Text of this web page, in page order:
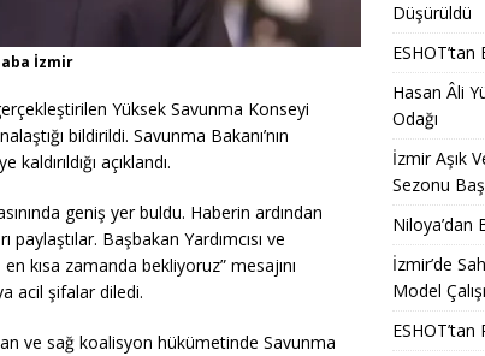
İzmir
Yüksek Savunma Konseyi
bildirildi. Savunma Bakanı’nın
açıklandı.
geniş yer buldu. Haberin ardından
Başbakan Yardımcısı ve
kısa zamanda bekliyoruz” mesajını
acil şifalar diledi.
ve sağ koalisyon hükümetinde Savunma
Düşürüldü
Hasan Âli
Odağı
İzmir Aşık
Sezonu
Niloya’dan
İzmir’de
Model